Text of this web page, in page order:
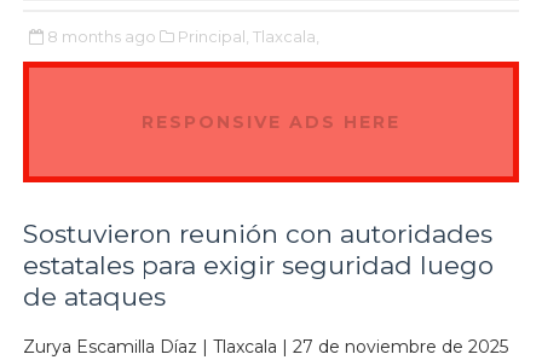
8 months ago Principal, Tlaxcala,
RESPONSIVE ADS HERE
Sostuvieron reunión con autoridades
estatales para exigir seguridad luego
de ataques
Zurya Escamilla Díaz | Tlaxcala | 27 de noviembre de 2025